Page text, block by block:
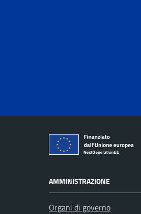
AMMINISTRAZIONE
Organi di governo